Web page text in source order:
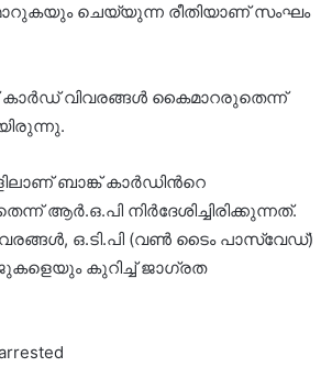
ചെയ്യുന്ന രീതിയാണ് സംഘം
കാർഡ് വിവരങ്ങള്‍ കൈമാറരുതെന്ന്
ബാങ്ക് കാർഡിന്‍റെ
ആർ.ഒ.പി നിർദേശിച്ചിരിക്കുന്നത്.
ഒ.ടി.പി (വണ്‍ ടൈം പാസ്‌വേഡ്)
കുറിച്ച്‌ ജാഗ്രത